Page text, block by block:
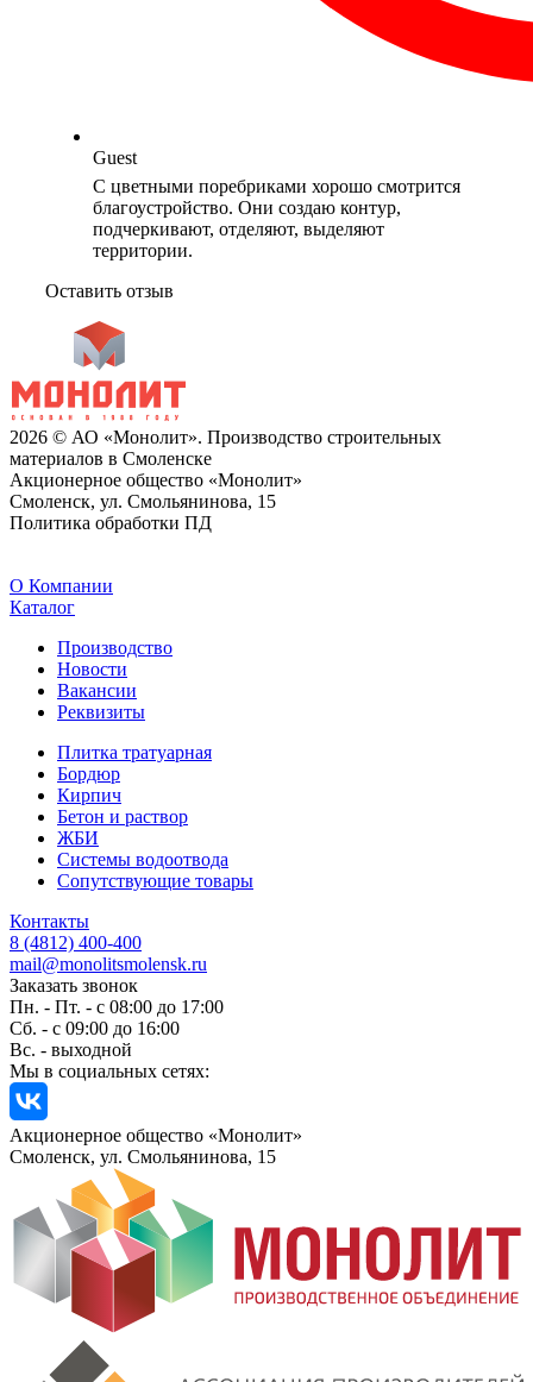
Guest
С цветными поребриками хорошо смотрится
благоустройство. Они создаю контур,
подчеркивают, отделяют, выделяют
территории.
Оставить отзыв
2026 © АО «Монолит». Производство строительных
материалов в Смоленске
Акционерное общество «Монолит»
Смоленск, ул. Смольянинова, 15
Политика обработки ПД
O Компании
Каталог
Производство
Новости
Вакансии
Реквизиты
Плитка тратуарная
Бордюр
Кирпич
Бетон и раствор
ЖБИ
Системы водоотвода
Сопутствующие товары
Контакты
8 (4812) 400-400
mail@monolitsmolensk.ru
Заказать звонок
Пн. - Пт. - с 08:00 до 17:00
Сб. - с 09:00 до 16:00
Вс. - выходной
Мы в социальных сетях:
Акционерное общество «Монолит»
Смоленск, ул. Смольянинова, 15